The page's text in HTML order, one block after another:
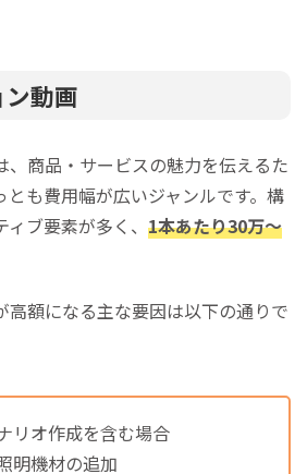
動画
、商品・サービスの魅力を伝えるた
とも費用幅が広いジャンルです。構
ブ要素が多く、 1本あたり30万〜
高額になる主な要因は以下の通りで
リオ作成を含む場合
明機材の追加